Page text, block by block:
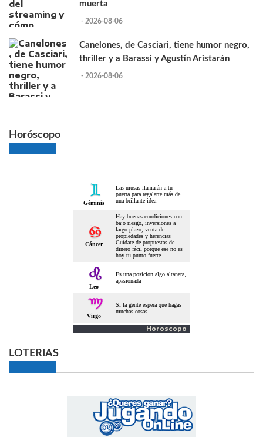
muerta
- 2026-08-06
Canelones, de Casciari, tiene humor negro,
thriller y a Barassi y Agustín Aristarán
- 2026-08-06
Horóscopo
Horoscopo
LOTERIAS